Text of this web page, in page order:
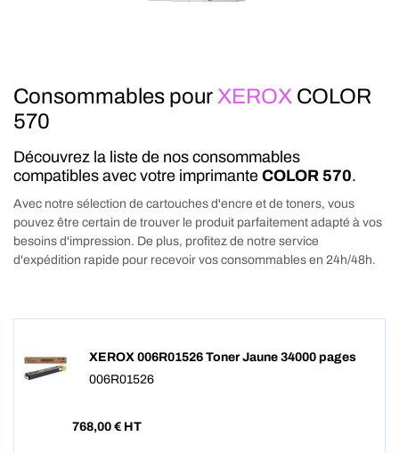
Consommables pour XEROX COLOR
570
Découvrez la liste de nos consommables
compatibles avec votre imprimante COLOR 570.
Avec notre sélection de cartouches d'encre et de toners, vous
pouvez être certain de trouver le produit parfaitement adapté à vos
besoins d'impression. De plus, profitez de notre service
d'expédition rapide pour recevoir vos consommables en 24h/48h.
XEROX 006R01526 Toner Jaune 34000 pages
006R01526
768,00 € HT